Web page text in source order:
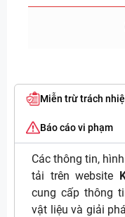
Miễn trừ trách
Báo cáo vi phạm
Các thông tin,
tải trên website
cung cấp thông
vật liệu và giải